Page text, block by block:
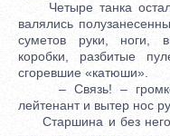
Четыре танка
валялись
суметов руки, ноги,
коробки, разбитые
сгоревшие «катюши».
– Связь! – громко и
лейтенант и вытер нос
Старшина и без него